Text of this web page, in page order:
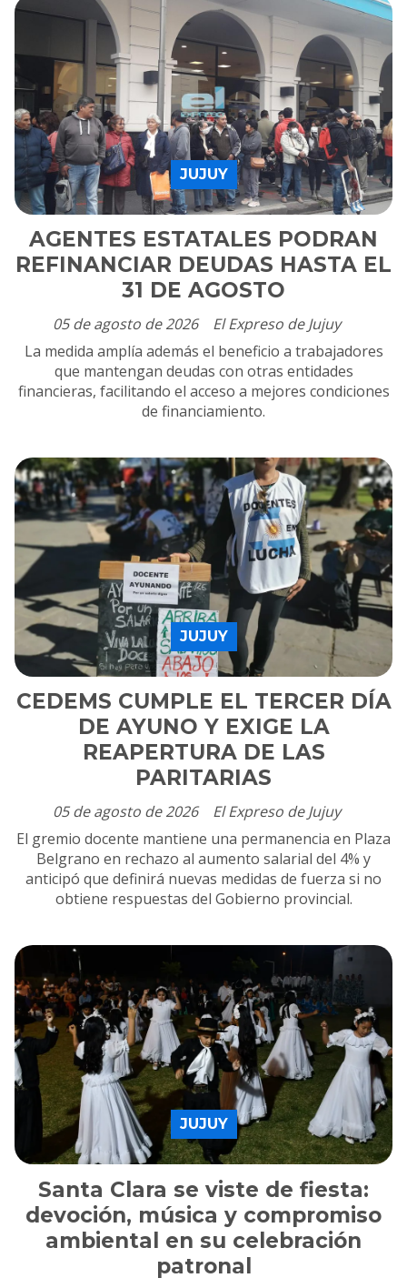
AGENTES ESTATALES PODRAN
REFINANCIAR DEUDAS HASTA EL
31 DE AGOSTO
El Expreso de Jujuy
JUJUY
05 de agosto de 2026
La medida amplía además el beneficio a trabajadores
que mantengan deudas con otras entidades
financieras, facilitando el acceso a mejores condiciones
de financiamiento.
CEDEMS CUMPLE EL TERCER DÍA
DE AYUNO Y EXIGE LA
REAPERTURA DE LAS
PARITARIAS
El Expreso de Jujuy
JUJUY
05 de agosto de 2026
El gremio docente mantiene una permanencia en Plaza
Belgrano en rechazo al aumento salarial del 4% y
anticipó que definirá nuevas medidas de fuerza si no
obtiene respuestas del Gobierno provincial.
Santa Clara se viste de fiesta:
devoción, música y compromiso
ambiental en su celebración
patronal
JUJUY